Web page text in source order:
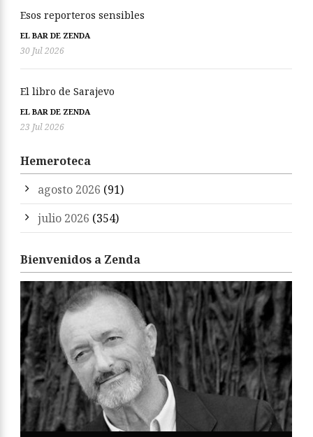
Esos reporteros sensibles
EL BAR DE ZENDA
30 Jul 2026
El libro de Sarajevo
EL BAR DE ZENDA
23 Jul 2026
Hemeroteca
agosto 2026 (91)
julio 2026 (354)
Bienvenidos a Zenda